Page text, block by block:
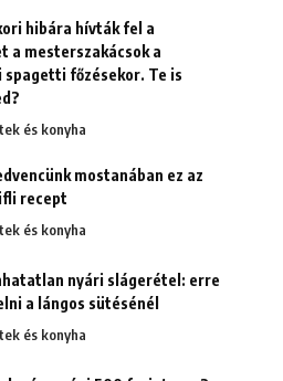
hibára hívták fel a
a mesterszakácsok a
spagetti főzésekor. Te is
és konyha
mostanában ez az
recept
és konyha
nyári slágerétel: erre
a lángos sütésénél
és konyha